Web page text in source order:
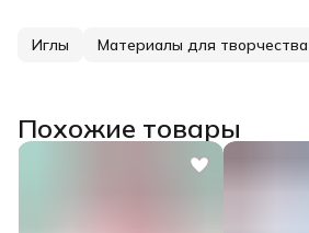
Иглы Материалы для творчества
Похожие товары